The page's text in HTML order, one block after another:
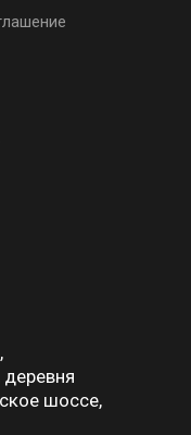
шоссе,